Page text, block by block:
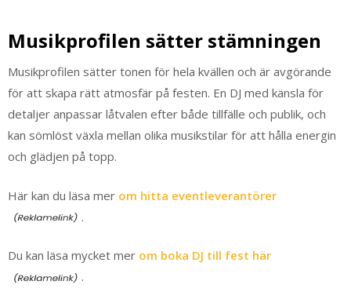
Musikprofilen sätter stämningen
Musikprofilen sätter tonen för hela kvällen och är avgörande
för att skapa rätt atmosfär på festen. En DJ med känsla för
detaljer anpassar låtvalen efter både tillfälle och publik, och
kan sömlöst växla mellan olika musikstilar för att hålla energin
och glädjen på topp.
Här kan du läsa mer om hitta eventleverantörer
.
Du kan läsa mycket mer om boka DJ till fest här
.